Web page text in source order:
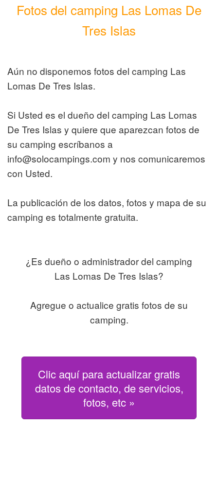
Fotos del camping Las Lomas De
Tres Islas
Aún no disponemos fotos del camping Las
Lomas De Tres Islas.
Si Usted es el dueño del camping Las Lomas
De Tres Islas y quiere que aparezcan fotos de
su camping escríbanos a
info@solocampings.com y nos comunicaremos
con Usted.
La publicación de los datos, fotos y mapa de su
camping es totalmente gratuita.
¿Es dueño o administrador del camping
Las Lomas De Tres Islas?
Agregue o actualice gratis fotos de su
camping.
Clic aquí para actualizar gratis
datos de contacto, de servicios,
fotos, etc »